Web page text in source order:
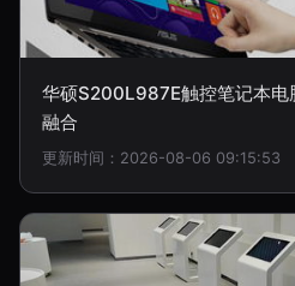
华硕S200L987E触控笔记本电
融合
更新时间：2026-08-06 09:15:53